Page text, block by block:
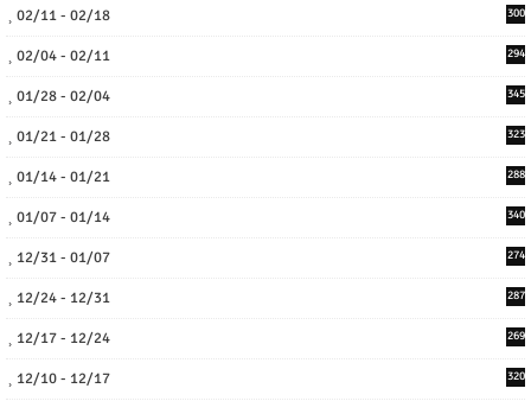
02/11 - 02/18 300
02/04 - 02/11 294
01/28 - 02/04 345
01/21 - 01/28 323
01/14 - 01/21 288
01/07 - 01/14 340
12/31 - 01/07 274
12/24 - 12/31 287
12/17 - 12/24 269
12/10 - 12/17 320